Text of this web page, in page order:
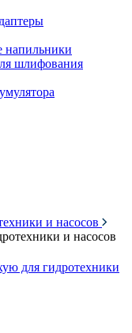
напильники
шлифования
и насосов
и насосов
для гидротехники